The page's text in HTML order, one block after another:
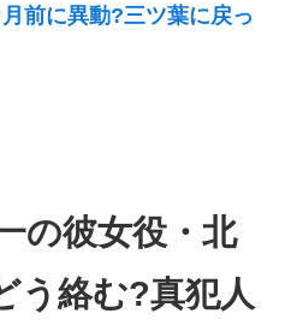
前に異動?三ツ葉に戻っ
の彼女役・北
う絡む?真犯人